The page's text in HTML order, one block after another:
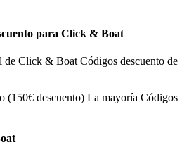
para Click & Boat
de Click & Boat Códigos descuento de
(150€ descuento) La mayoría Códigos